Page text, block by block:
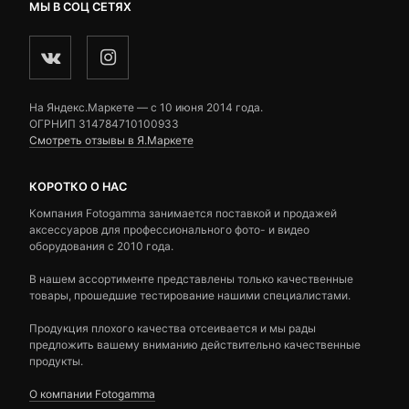
МЫ В СОЦ СЕТЯХ
На Яндекс.Маркете — c 10 июня 2014 года.
ОГРНИП 314784710100933
Смотреть отзывы в Я.Маркете
КОРОТКО О НАС
Компания Fotogamma занимается поставкой и продажей
аксессуаров для профессионального фото- и видео
оборудования с 2010 года.
В нашем ассортименте представлены только качественные
товары, прошедшие тестирование нашими специалистами.
Продукция плохого качества отсеивается и мы рады
предложить вашему вниманию действительно качественные
продукты.
О компании Fotogamma